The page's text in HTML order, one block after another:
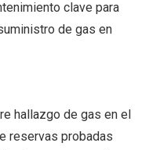
clave para
de gas en
hallazgo de gas en el
reservas probadas